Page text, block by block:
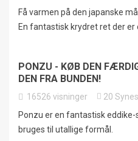
Få varmen på den japanske
En fantastisk krydret ret der er
PONZU - KØB DEN
DEN FRA BUNDEN!
16526 visninger 20
Ponzu er en fantastisk
bruges til utallige formål.